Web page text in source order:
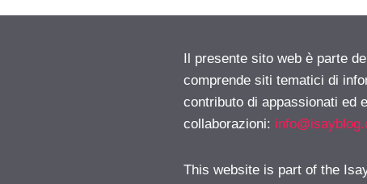
Il presente sito web è parte
comprende siti tematici di
contributo di appassionati ed
collaborazioni:
This website is part of the